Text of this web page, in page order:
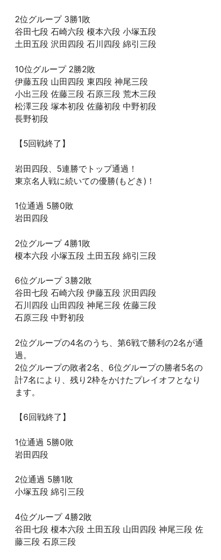
2位グループ 3勝1敗
谷田七段 石崎六段 榎本六段 小塚五段
土田五段 沢田四段 石川四段 綿引三段
10位グループ 2勝2敗
伊藤五段 山田四段 東四段 神尾三段
小出三段 佐藤三段 石原三段 荒木三段
松澤三段 塚本初段 佐藤初段 中野初段
長野初段
【5回戦終了】
岩田四段、5連勝でトップ通過！
東京名人戦に続いての優勝(もどき)！
1位通過 5勝0敗
岩田四段
2位グループ 4勝1敗
榎本六段 小塚五段 土田五段 綿引三段
6位グループ 3勝2敗
谷田七段 石崎六段 伊藤五段 沢田四段
石川四段 山田四段 神尾三段 佐藤三段
石原三段 中野初段
2位グループの4名のうち、第6戦で勝利の2名が通
過。
2位グループの敗者2名、6位グループの勝者5名の
計7名により、残り2枠をかけたプレイオフとなり
ます。
【6回戦終了】
1位通過 5勝0敗
岩田四段
2位通過 5勝1敗
小塚五段 綿引三段
4位グループ 4勝2敗
谷田七段 榎本六段 土田五段 山田四段 神尾三段 佐
藤三段 石原三段